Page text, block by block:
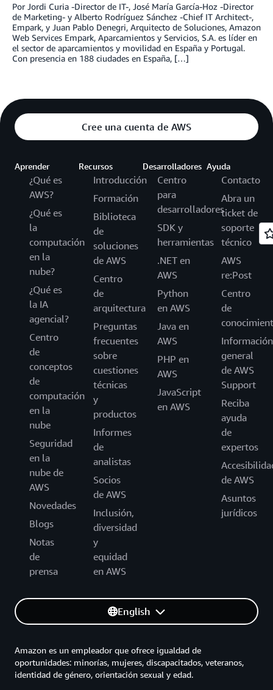
Por Jordi Curia -Director de IT-, José María García-Hoz -Director
de Marketing- y Alberto Rodríguez Sánchez -Chief IT Architect-,
Empark, y Juan Pablo Denegri, Arquitecto de Soluciones, Amazon
Web Services Empark, Aparcamientos y Servicios, S.A. es líder en
el sector de aparcamientos y movilidad en España y Portugal.
Con presencia en 188 ciudades en España, […]
Cree una cuenta de AWS
Aprender
¿Qué es
AWS?
¿Qué es
la
computación
en la
nube?
¿Qué es
la IA
agencial?
Centro
de
conceptos
de
computación
en la
nube
Seguridad
en la
nube de
AWS
Novedades
Blogs
Notas
de
prensa
Recursos
Introducción
Formación
Biblioteca
de
soluciones
de AWS
Centro
de
arquitectura
Preguntas
frecuentes
sobre
cuestiones
técnicas
y
productos
Informes
de
analistas
Socios
de AWS
Inclusión,
diversidad
y
equidad
en AWS
Desarrolladores
Centro
para
desarrolladores
SDK y
herramientas
.NET en
AWS
Python
en AWS
Java en
AWS
PHP en
AWS
JavaScript
en AWS
Ayuda
Contacto
Abra un
ticket de
soporte
técnico
AWS
re:Post
Centro
de
Información
general
de AWS
Support
Reciba
ayuda
de
expertos
de AWS
Asuntos
jurídicos
English
Amazon es un empleador que ofrece igualdad de
oportunidades: minorías, mujeres, discapacitados, veteranos,
identidad de género, orientación sexual y edad.